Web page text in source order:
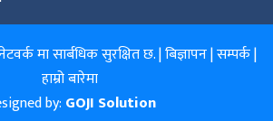
मा सार्बधिक सुरक्षित छ. |बिज्ञापन|सम्पर्क|
हाम्रो बारेमा
by: GOJI Solution